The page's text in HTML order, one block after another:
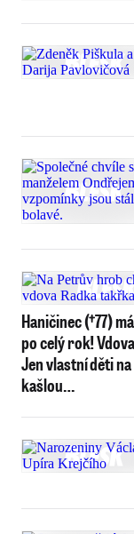
Haničinec (†77)
po celý rok!
Jen vlastní děti
kašlou…